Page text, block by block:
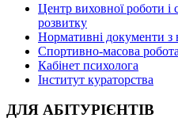
Центр виховної роботи і
розвитку
Нормативні документи з
Спортивно-масова робота
Кабінет психолога
Інститут кураторства
ДЛЯ АБІТУРІЄНТІВ